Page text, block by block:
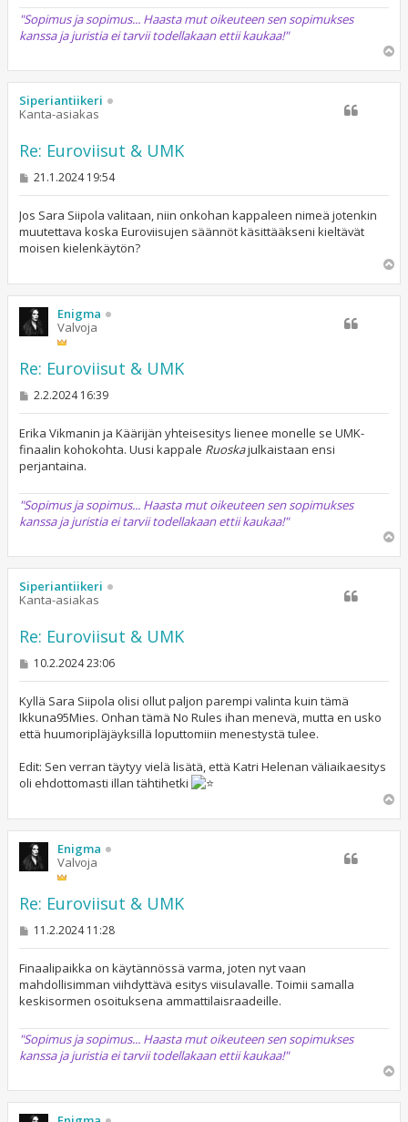
"Sopimus ja sopimus... Haasta mut oikeuteen sen sopimukses
kanssa ja juristia ei tarvii todellakaan ettii kaukaa!"
ö
Siperiantiikeri
Kanta-asiakas
Re: Euroviisut & UMK
V
s
t
i
21.1.2024 19:54
Jos Sara Siipola valitaan, niin onkohan kappaleen nimeä jotenkin
muutettava koska Euroviisujen säännöt käsittääkseni kieltävät
moisen kielenkäytön?
ö
Enigma
Valvoja
Re: Euroviisut & UMK
V
s
t
i
2.2.2024 16:39
Erika Vikmanin ja Käärijän yhteisesitys lienee monelle se UMK-
finaalin kohokohta. Uusi kappale Ruoskajulkaistaan ensi
perjantaina.
"Sopimus ja sopimus... Haasta mut oikeuteen sen sopimukses
kanssa ja juristia ei tarvii todellakaan ettii kaukaa!"
ö
Siperiantiikeri
Kanta-asiakas
Re: Euroviisut & UMK
V
s
t
i
10.2.2024 23:06
Kyllä Sara Siipola olisi ollut paljon parempi valinta kuin tämä
Ikkuna95Mies. Onhan tämä No Rules ihan menevä, mutta en usko
että huumoripläjäyksillä loputtomiin menestystä tulee.
Edit: Sen verran täytyy vielä lisätä, että Katri Helenan väliaikaesitys
oli ehdottomasti illan tähtihetki
ö
Enigma
Valvoja
Re: Euroviisut & UMK
V
s
t
i
11.2.2024 11:28
Finaalipaikka on käytännössä varma, joten nyt vaan
mahdollisimman viihdyttävä esitys viisulavalle. Toimii samalla
keskisormen osoituksena ammattilaisraadeille.
"Sopimus ja sopimus... Haasta mut oikeuteen sen sopimukses
kanssa ja juristia ei tarvii todellakaan ettii kaukaa!"
ö